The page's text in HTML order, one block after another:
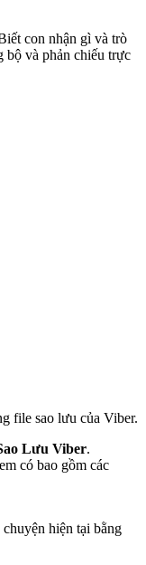
con nhận gì và trò
bộ và phản chiếu trực
file sao lưu của Viber.
Lưu Viber.
có bao gồm các
hiện tại bằng